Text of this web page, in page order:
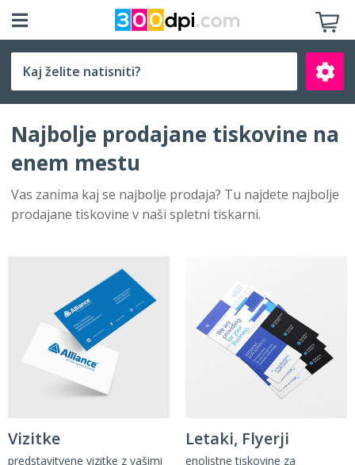
Izberite velikost
Išči
Najbolje prodajane tiskovine na
enem mestu
Vas zanima kaj se najbolje prodaja? Tu najdete najbolje
prodajane tiskovine v naši spletni tiskarni.
Vizitke
predstavitvene vizitke z vašimi
Letaki, Flyerji
enolistne tiskovine za